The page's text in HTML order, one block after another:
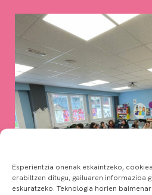
Esperientzia onenak eskaintzeko,
erabiltzen ditugu, gailuaren informazioa
eskuratzeko. Teknologia horien